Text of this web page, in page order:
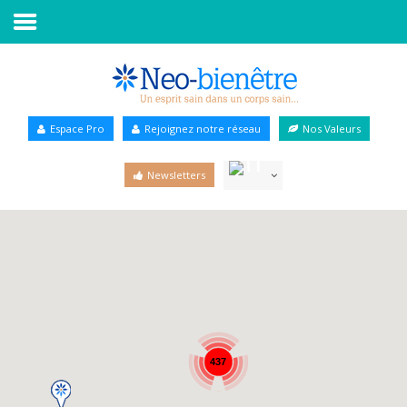
Annuaire Bien-être
Espace Pro Rejoignez notre réseau Nos Valeurs
Newsletters
437